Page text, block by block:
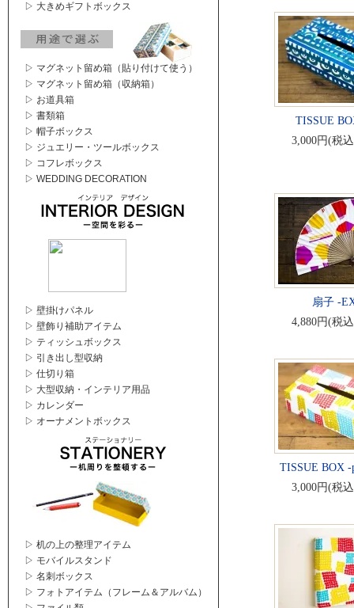
▷ 大きめギフトボックス
▷ マグネット留め箱（貼り付けて使う）
▷ マグネット留め箱（収納箱）
▷ お道具箱
▷ 書類箱
▷ 帽子ボックス
▷ ジュエリー・ツールボックス
▷ コフレボックス
▷ WEDDING DECORATION
▷ 壁掛けパネル
▷ 壁飾り補助アイテム
▷ ティッシュボックス
▷ 引き出し型収納
▷ 仕切り箱
▷ 大型収納・インテリア用品
▷ カレンダー
▷ オーナメントボックス
▷ 机の上の整理アイテム
▷ モバイルスタンド
▷ 名刺ボックス
▷ フォトアイテム（フレーム＆アルバム）
TISSUE
3,000円(税
扇子 -
4,880円(税
TISSUE BOX -
3,000円(税